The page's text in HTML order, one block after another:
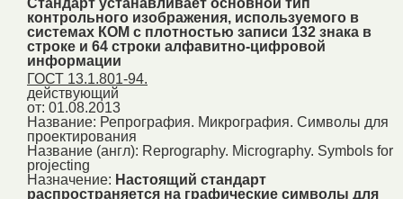
контрольного изображения, используемого в
системах КОМ с плотностью записи 132 знака в
строке и 64 строки алфавитно-цифровой
информации
ГОСТ 13.1.801-94.
действующий
от: 01.08.2013
Название: Репрография. Микрография. Символы для
проектирования
Название (англ): Reprography. Micrography. Symbols for
projecting
Назначение: Настоящий стандарт
распространяется на графические символы для